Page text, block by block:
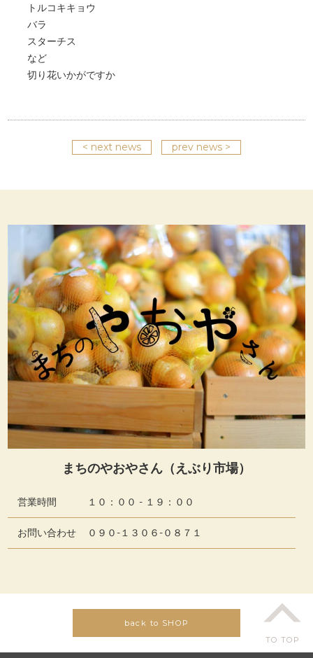
トルコキキョウ
バラ
スターチス
など
切り花いかがですか
< next news prev news >
まちのやおやさん（えぶり市場）
営業時間 １０：００ - １９：００
お問い合わせ ０９０-１３０６-０８７１
TO TOP
back to SHOP